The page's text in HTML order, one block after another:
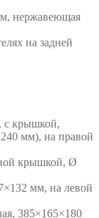
нержавеющая
на задней
с крышкой,
мм), на правой
крышкой, Ø
мм, на левой
385×165×180